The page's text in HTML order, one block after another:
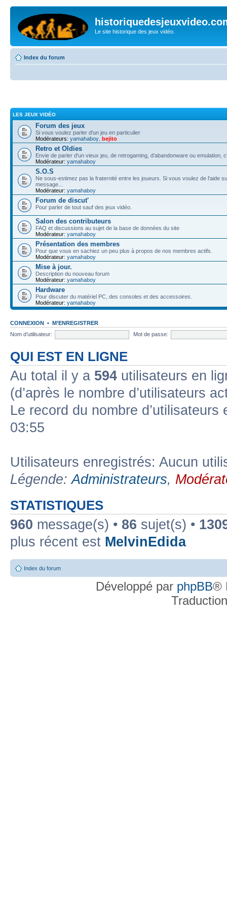
Le site historique des jeux vidéo.
Index du forum
LES JEUX VIDÉO
Forum des jeux
Si vous voulez parler d'un jeu en particulier
Modérateurs: yamahaboy bejito
Retro et Oldies
Envie de parler d'un vieux jeu, de retrogaming, d'abandonware ou emulation,
Modérateur: yamahaboy
S.O.S
Ne sous-estimez pas la fraternité entre les joueurs. Si vous voulez de l'aide
message...
Modérateur: yamahaboy
Forum de discut'
Pour parler de tout sauf des jeux vidéo.
Salon des contributeurs
FAQ et discussions au sujet de la base de données du site
Modérateur: yamahaboy
Présentation des membres
Pour que vous en sachiez un peu plus à propos de nos membres actifs.
Modérateur: yamahaboy
Mise à jour.
Description du nouveau forum
Modérateur: yamahaboy
Hardware
Pour discuter du matériel PC, des consoles et des accessoires.
Modérateur: yamahaboy
CONNEXION • M’ENREGISTRER
Nom d’utilisateur:
Mot de passe:
QUI EST EN LIGNE
Au total il y a 594 utilisateurs en
(d’après le nombre d’utilisateurs
Le record du nombre
03:55
Utilisateurs enregistrés: Aucun
Légende:Administrateurs,
STATISTIQUES
960 message(s) • 86 sujet(s) •
plus récent est MelvinEdida
Index du forum
Développé par phpBB®